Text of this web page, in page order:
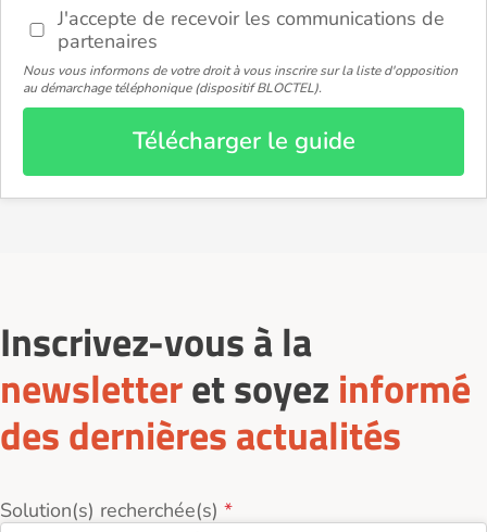
J'accepte de recevoir les communications de
partenaires
Nous vous informons de votre droit à vous inscrire sur la liste d'opposition
au démarchage téléphonique (dispositif BLOCTEL).
Télécharger le guide
Inscrivez-vous à la
newsletteret soyez informé
des dernières actualités
Solution(s) recherchée(s)